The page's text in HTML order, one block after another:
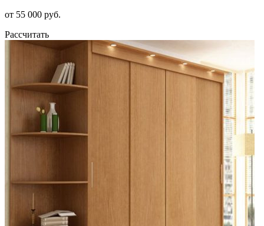
от 55 000 руб.
Рассчитать